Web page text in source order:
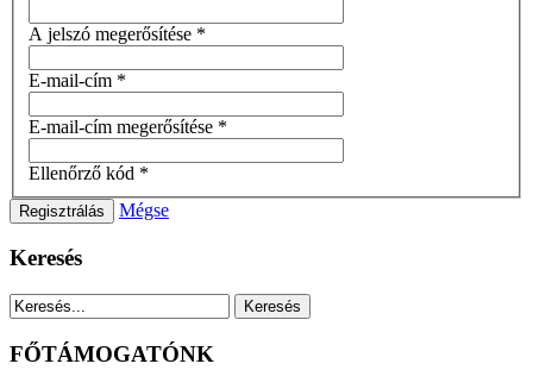
A jelszó megerősítése *
E-mail-cím *
E-mail-cím megerősítése *
Ellenőrző kód *
Regisztrálás Mégse
Keresés
FŐTÁMOGATÓNK